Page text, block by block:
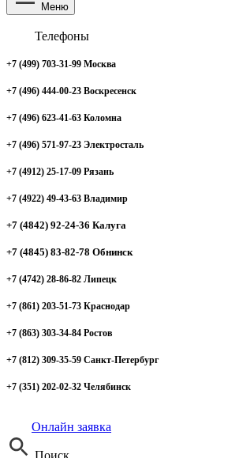
Меню
Телефоны
+7 (499) 703-31-99 Москва
+7 (496) 444-00-23 Воскресенск
+7 (496) 623-41-63 Коломна
+7 (496) 571-97-23 Электросталь
+7 (4912) 25-17-09 Рязань
+7 (4922) 49-43-63 Владимир
+7 (4842) 92-24-36 Калуга
+7 (4845) 83-82-78 Обнинск
+7 (4742) 28-86-82 Липецк
+7 (861) 203-51-73 Краснодар
+7 (863) 303-34-84 Ростов
+7 (812) 309-35-59 Санкт-Петербург
+7 (351) 202-02-32 Челябинск
Онлайн заявка
Поиск